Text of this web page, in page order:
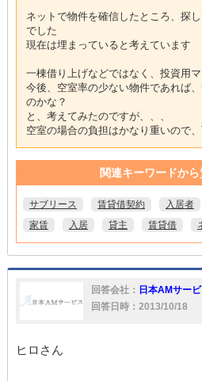
ネットで物件を確信したところ、探
でした
現在は埋まっていると考えています
一棟借り上げなどではなく、投資用
今後、空室率の少ない物件であれば
のかな？
と、考えてみたのですが、、、
空室の場合の負担はかなり重いので
関連キーワードか
サブリース 賃貸借契約 入居者
家賃
入居 貸主 賃貸借
回答会社： 日本AMサー
回答日時：2013/10/18
ヒロさん